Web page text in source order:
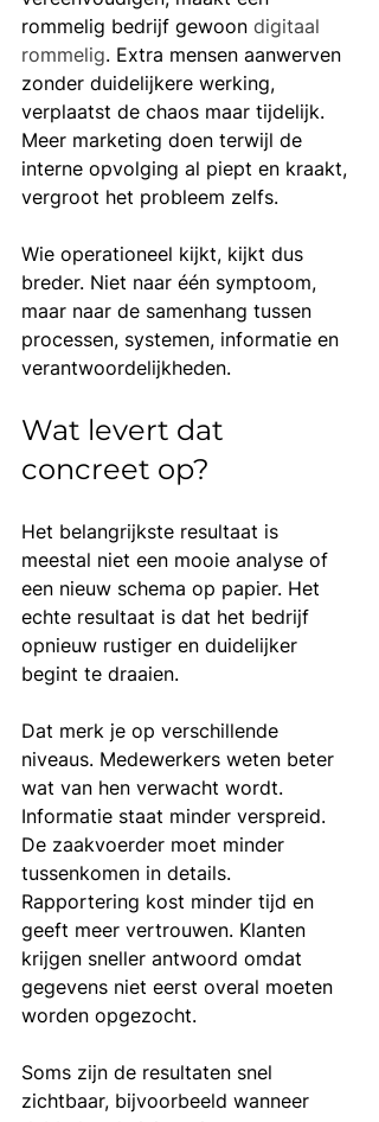
rommelig bedrijf gewoon digitaal
rommelig. Extra mensen aanwerven
zonder duidelijkere werking,
verplaatst de chaos maar tijdelijk.
Meer marketing doen terwijl de
interne opvolging al piept en kraakt,
vergroot het probleem zelfs.
Wie operationeel kijkt, kijkt dus
breder. Niet naar één symptoom,
maar naar de samenhang tussen
processen, systemen, informatie en
verantwoordelijkheden.
Wat levert dat
concreet op?
Het belangrijkste resultaat is
meestal niet een mooie analyse of
een nieuw schema op papier. Het
echte resultaat is dat het bedrijf
opnieuw rustiger en duidelijker
begint te draaien.
Dat merk je op verschillende
niveaus. Medewerkers weten beter
wat van hen verwacht wordt.
Informatie staat minder verspreid.
De zaakvoerder moet minder
tussenkomen in details.
Rapportering kost minder tijd en
geeft meer vertrouwen. Klanten
krijgen sneller antwoord omdat
gegevens niet eerst overal moeten
worden opgezocht.
Soms zijn de resultaten snel
zichtbaar, bijvoorbeeld wanneer